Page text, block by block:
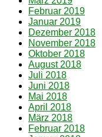
Februar 2019
Januar 2019
Dezember 2018
November 2018
Oktober 2018
August 2018
Juli 2018
Juni 2018
Mai 2018
April 2018
März 2018
Februar 2018